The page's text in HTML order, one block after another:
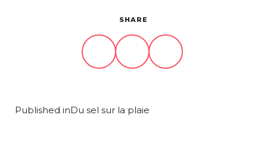
SHARE
Published inDu sel sur la plaie